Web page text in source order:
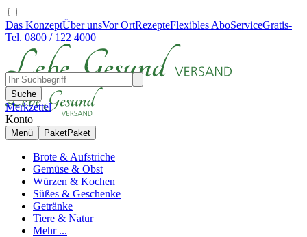
Das KonzeptÜber unsVor OrtRezepteFlexibles AboServiceGratis-
Tel. 0800 / 122 4000
Suche
Merkzettel
Konto
Menü PaketPaket
Brote & Aufstriche
Gemüse & Obst
Würzen & Kochen
Süßes & Geschenke
Getränke
Tiere & Natur
Mehr ...